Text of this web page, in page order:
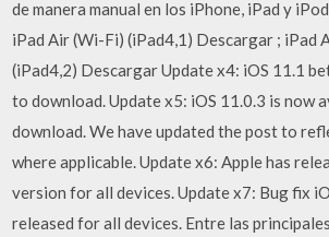
de manera manual en los iPhone, iPad y
iPad Air (Wi-Fi) (iPad4,1) Descargar ; iPad
(iPad4,2) Descargar Update x4: iOS 11.1
to download. Update x5: iOS 11.0.3 is now
download. We have updated the post to
where applicable. Update x6: Apple has
version for all devices. Update x7: Bug fix
released for all devices. Entre las